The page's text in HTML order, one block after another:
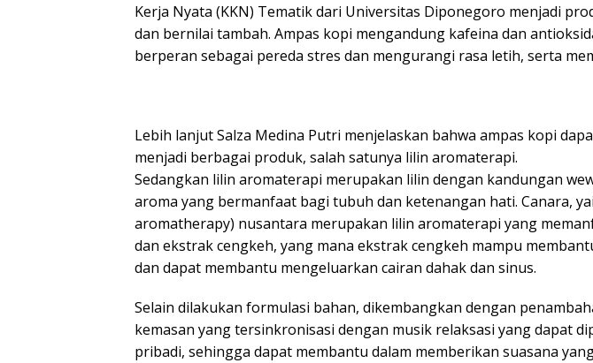
Kerja Nyata (KKN) Tematik dari Universitas Diponegoro menjadi
dan bernilai tambah. Ampas kopi mengandung kafeina dan
berperan sebagai pereda stres dan mengurangi rasa letih, serta
Lebih lanjut Salza Medina Putri menjelaskan bahwa ampas kopi
menjadi berbagai produk, salah satunya lilin aromaterapi.
Sedangkan lilin aromaterapi merupakan lilin dengan kandungan
aroma yang bermanfaat bagi tubuh dan ketenangan hati. Canara,
aromatherapy) nusantara merupakan lilin aromaterapi yang
dan ekstrak cengkeh, yang mana ekstrak cengkeh mampu
dan dapat membantu mengeluarkan cairan dahak dan sinus.
Selain dilakukan formulasi bahan, dikembangkan dengan
kemasan yang tersinkronisasi dengan musik relaksasi yang dapat
pribadi, sehingga dapat membantu dalam memberikan suasana